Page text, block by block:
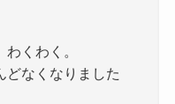
くわく。
どなくなりました